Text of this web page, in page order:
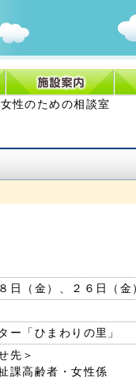
性のための相談室
日（金）、２６日（金
ー「ひまわりの里」
先＞
課高齢者・女性係